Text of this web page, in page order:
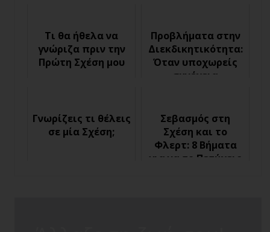
Τι θα ήθελα να
γνώριζα πριν την
Πρώτη Σχέση μου
Προβλήματα στην
Διεκδικητικότητα:
Όταν υποχωρείς
συνέχεια
Γνωρίζεις τι θέλεις
σε μία Σχέση;
Σεβασμός στη
Σχέση και το
Φλερτ: 8 Βήματα
για να το Πετύχεις